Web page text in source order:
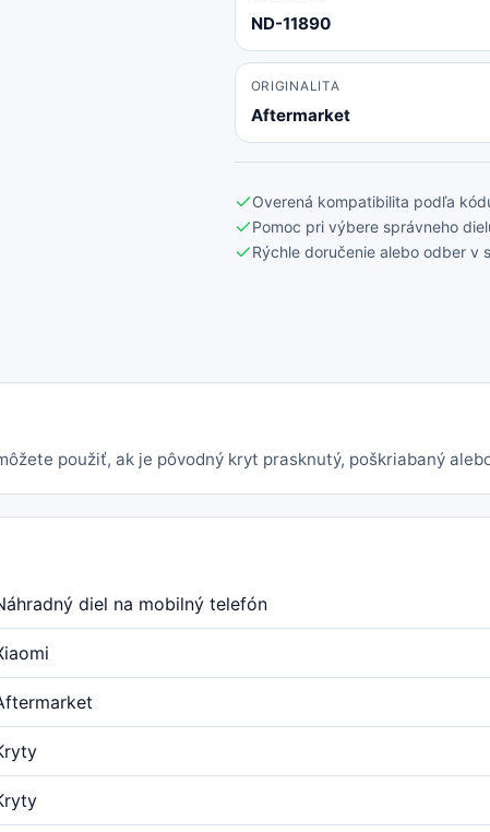
ND-11890
ORIGINALITA
Aftermarket
Overená kompatibilita podľa
Pomoc pri výbere správneho
Rýchle doručenie alebo odber v
použiť, ak je pôvodný kryt prasknutý, poškriabaný
diel na mobilný telefón